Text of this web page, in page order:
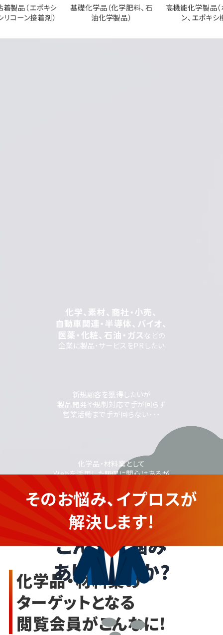
（化学肥料、石
学製品）
高機能化学製品（ポリウレタ
ン、エポキシ樹脂）
医薬品（原薬、
品）
化学品・材料業の企業さま
こんなお悩み
ありませんか?
化学、素材、商社・小売、
自動車関連・半導体、バイオ、
医薬・化粧、石油・ガスなどの
企業に製品・サービスをPRしたい
新規顧客を獲得したいが
製品開発や規制対応で手が回らず
営業活動まで手が回らない･･･
化学品・材料業として
Webを活用した販促に関心はあるが
ノウハウに不安がある...
そのお悩み、イプロスが
解決します!
化学品・材料業の
ターゲットとなる
閲覧会員がこんなに!